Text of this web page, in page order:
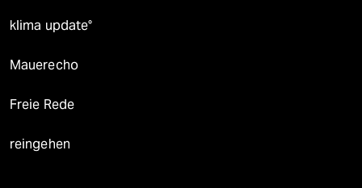
klima update°
Mauerecho
Freie Rede
reingehen